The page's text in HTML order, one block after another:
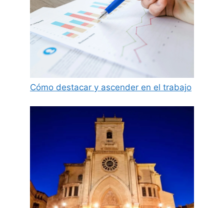
Cómo destacar y ascender en el trabajo